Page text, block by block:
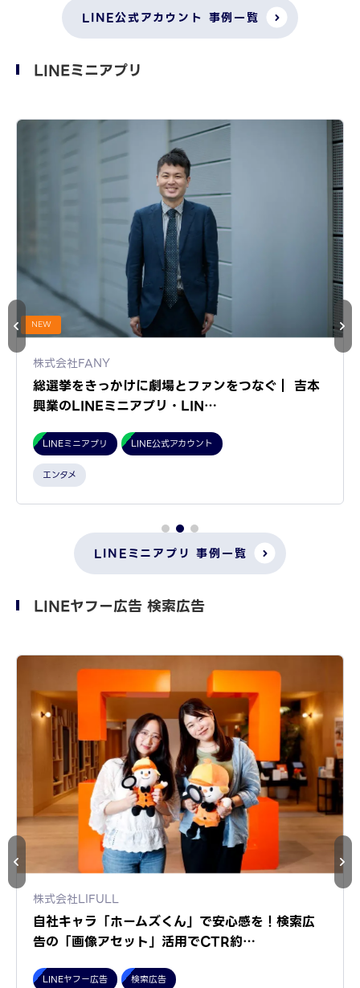
LINE公式アカウント 事例一覧
LINEミニアプリ
NEW
株式会社FANY
総選挙をきっかけに劇場とファンをつなぐ｜ 吉本
興業のLINEミニアプリ・LIN…
LINEミニアプリ LINE公式アカウント
エンタメ
LINEミニアプリ 事例一覧
LINEヤフー広告 検索広告
株式会社LIFULL
自社キャラ「ホームズくん」で安心感を！検索広
告の「画像アセット」活用でCTR約…
LINEヤフー広告 検索広告